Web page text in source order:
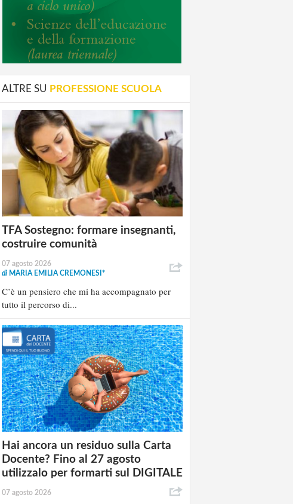
ALTRE SU PROFESSIONE SCUOLA
TFA Sostegno: formare insegnanti,
costruire comunità
07 agosto 2026
di MARIA EMILIA CREMONESI*
C’è un pensiero che mi ha accompagnato per
tutto il percorso di...
Hai ancora un residuo sulla Carta
Docente? Fino al 27 agosto
utilizzalo per formarti sul DIGITALE
07 agosto 2026